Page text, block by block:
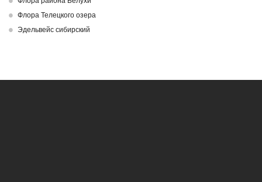
Флора Телецкого озера
Эдельвейс сибирский